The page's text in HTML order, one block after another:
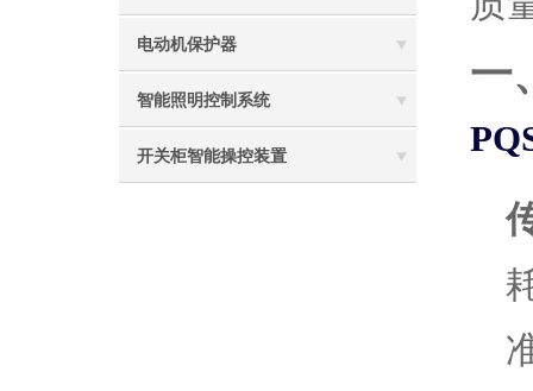
电动机保护器
智能照明控制系统
开关柜智能操控装置
一